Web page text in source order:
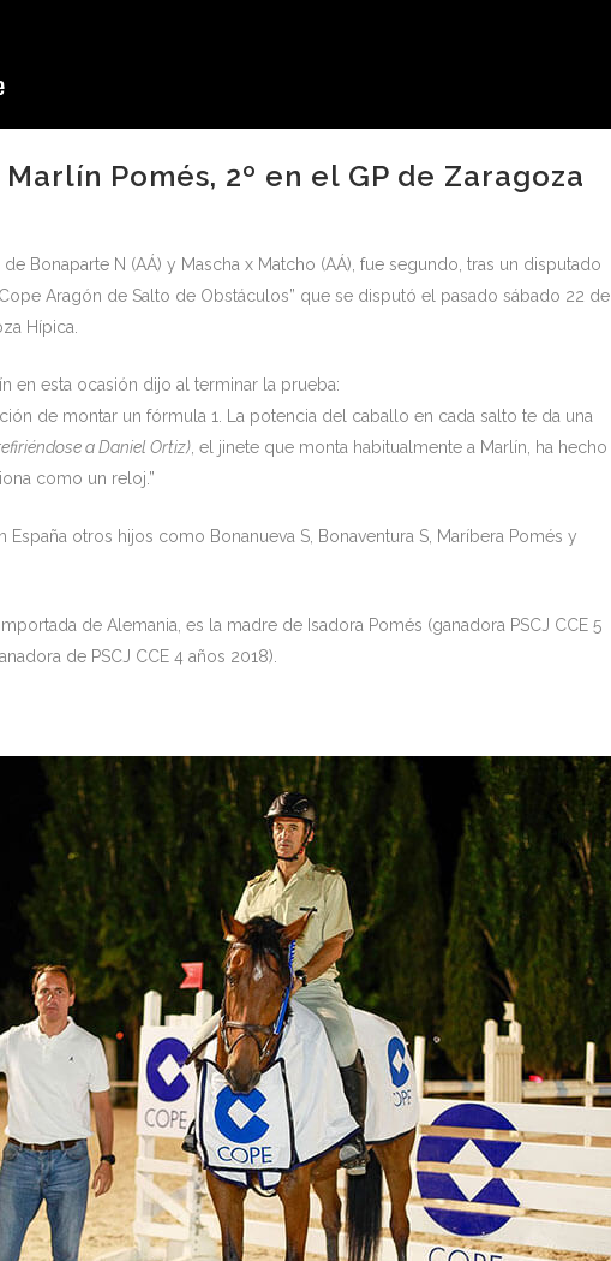
Pomés, 2º en el GP de Zaragoza
Bonaparte N (AÁ) y Mascha x Matcho (AÁ), fue segundo, tras un disputado
Aragón de Salto de Obstáculos” que se disputó el pasado sábado 22 de
Hípica.
en esta ocasión dijo al terminar la prueba:
de montar un fórmula 1. La potencia del caballo en cada salto te da una
a Daniel Ortiz) , el jinete que monta habitualmente a Marlín, ha hecho
como un reloj.”
España otros hijos como Bonanueva S, Bonaventura S, Maríbera Pomés y
de Alemania, es la madre de Isadora Pomés (ganadora PSCJ CCE 5
de PSCJ CCE 4 años 2018).